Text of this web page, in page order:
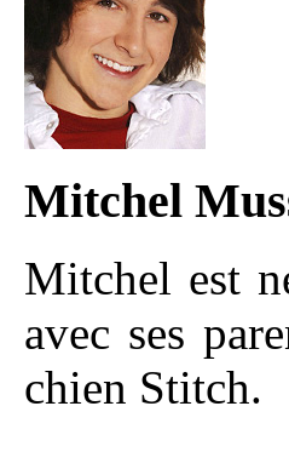
Mitchel
Mitchel est
avec ses
chien Stitch.